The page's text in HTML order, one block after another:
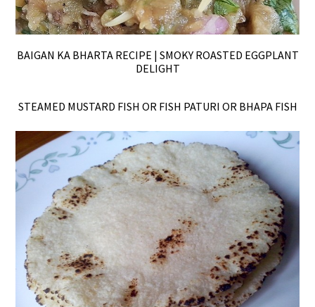
BAIGAN KA BHARTA RECIPE | SMOKY ROASTED EGGPLANT
DELIGHT
STEAMED MUSTARD FISH OR FISH PATURI OR BHAPA FISH